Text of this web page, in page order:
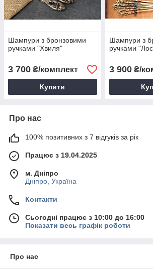
Шампури з бронзовими
ручками "Хвиля"
3 700 ₴/комплект
Купити
Шампури з
ручками
3 900₴/
Про нас
100% позитивних з 7 відгуків за рік
Працює з 19.04.2025
м. Дніпро
Дніпро, Україна
Контакти
Сьогодні працює з 10:00 до 16:00
Показати весь графік роботи
Про нас